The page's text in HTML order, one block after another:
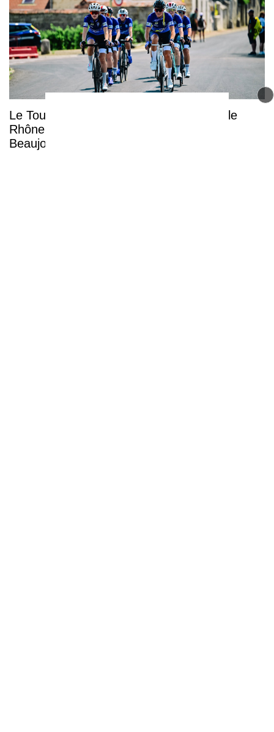
Le Tour de France Femmes arrive dans le
Rhône pour une étape décisive dans le
Beaujolais